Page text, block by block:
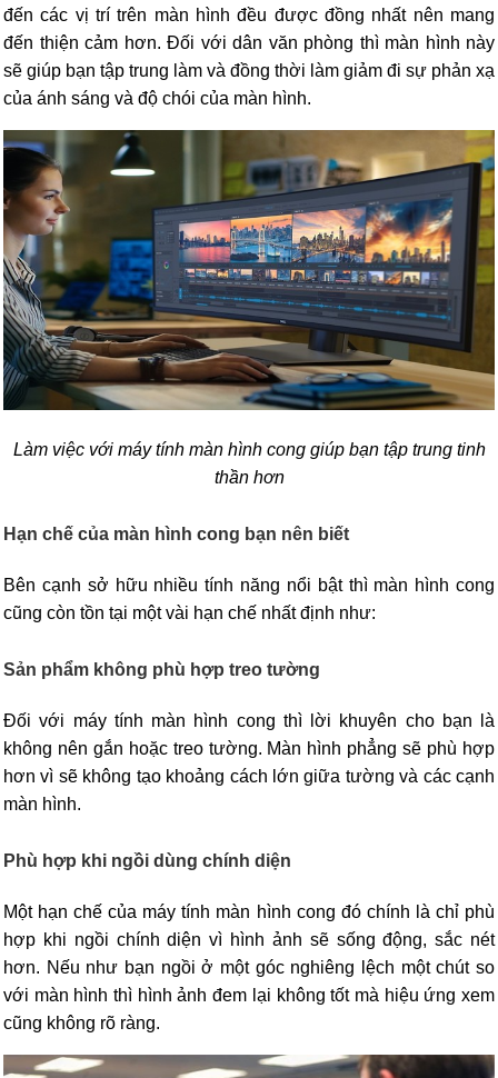
đến các vị trí trên màn hình đều được đồng nhất nên mang
đến thiện cảm hơn. Đối với dân văn phòng thì màn hình này
sẽ giúp bạn tập trung làm và đồng thời làm giảm đi sự phản xạ
của ánh sáng và độ chói của màn hình.
Làm việc với máy tính màn hình cong giúp bạn tập trung tinh
thần hơn
Hạn chế của màn hình cong bạn nên biết
Bên cạnh sở hữu nhiều tính năng nổi bật thì màn hình cong
cũng còn tồn tại một vài hạn chế nhất định như:
Sản phẩm không phù hợp treo tường
Đối với máy tính màn hình cong thì lời khuyên cho bạn là
không nên gắn hoặc treo tường. Màn hình phẳng sẽ phù hợp
hơn vì sẽ không tạo khoảng cách lớn giữa tường và các cạnh
màn hình.
Phù hợp khi ngồi dùng chính diện
Một hạn chế của máy tính màn hình cong đó chính là chỉ phù
hợp khi ngồi chính diện vì hình ảnh sẽ sống động, sắc nét
hơn. Nếu như bạn ngồi ở một góc nghiêng lệch một chút so
với màn hình thì hình ảnh đem lại không tốt mà hiệu ứng xem
cũng không rõ ràng.